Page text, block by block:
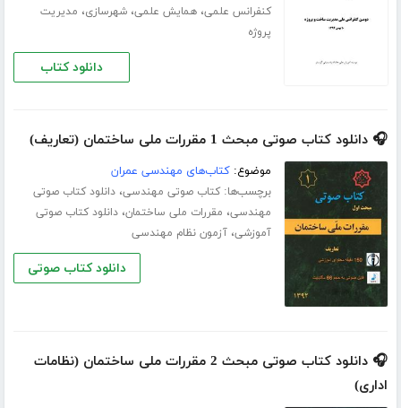
کنفرانس علمی،همایش علمی،شهرسازی، مدیریت
پروژه
دانلود کتاب
🎧 دانلود کتاب صوتی مبحث 1 مقررات ملی ساختمان (تعاریف)
موضوع:کتاب‌های مهندسی عمران
برچسب‌ها:کتاب صوتی مهندسی،دانلود کتاب صوتی
مهندسی، مقررات ملی ساختمان،دانلود کتاب صوتی
آموزشی،آزمون نظام مهندسی
دانلود کتاب صوتی
🎧 دانلود کتاب صوتی مبحث 2 مقررات ملی ساختمان (نظامات
اداری)